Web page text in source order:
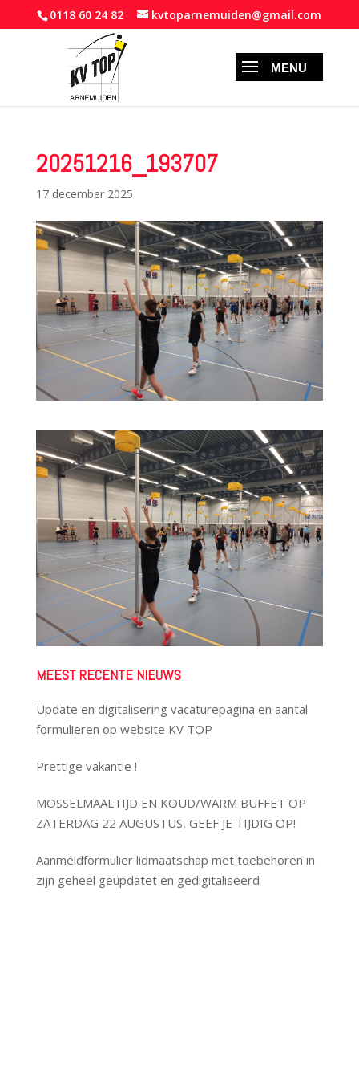
0118 60 24 82 kvtoparnemuiden@gmail.com
20251216_193707
17 december 2025
MEEST RECENTE NIEUWS
Update en digitalisering vacaturepagina en aantal
formulieren op website KV TOP
Prettige vakantie !
MOSSELMAALTIJD EN KOUD/WARM BUFFET OP
ZATERDAG 22 AUGUSTUS, GEEF JE TIJDIG OP!
Aanmeldformulier lidmaatschap met toebehoren in
zijn geheel geüpdatet en gedigitaliseerd